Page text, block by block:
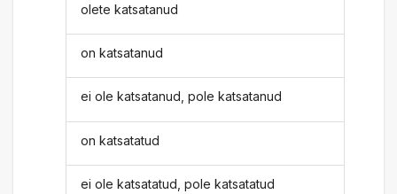
olete katsatanud
on katsatanud
ei ole katsatanud, pole katsatanud
on katsatatud
ei ole katsatatud, pole katsatatud